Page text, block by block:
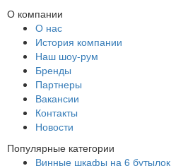
О компании
О нас
История компании
Наш шоу-рум
Бренды
Партнеры
Вакансии
Контакты
Новости
Популярные категории
Винные шкафы на 6 бутылок